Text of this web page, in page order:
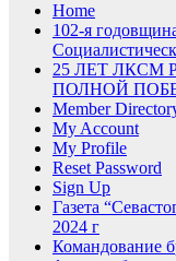
Home
102-я
25 ЛЕТ ЛКСМ
ПОЛНОЙ
Member
My Account
My Profile
Reset Password
Sign Up
Газета
2024 г
Командование